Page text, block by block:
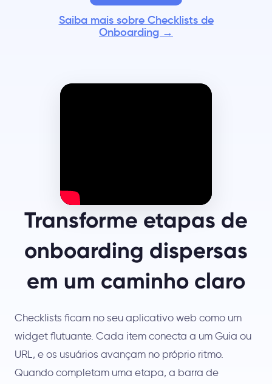
Saiba mais sobre Checklists de
Onboarding →
Transforme etapas de
onboarding dispersas
em um caminho claro
Checklists ficam no seu aplicativo web como um
widget flutuante. Cada item conecta a um Guia ou
URL, e os usuários avançam no próprio ritmo.
Quando completam uma etapa, a barra de